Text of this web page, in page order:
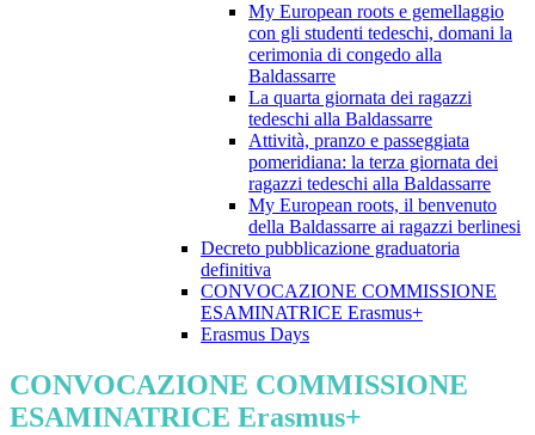
My European roots e gemellaggio
con gli studenti tedeschi, domani la
cerimonia di congedo alla
Baldassarre
La quarta giornata dei ragazzi
tedeschi alla Baldassarre
Attività, pranzo e passeggiata
pomeridiana: la terza giornata dei
ragazzi tedeschi alla Baldassarre
My European roots, il benvenuto
della Baldassarre ai ragazzi berlinesi
Decreto pubblicazione graduatoria
definitiva
CONVOCAZIONE COMMISSIONE
ESAMINATRICE Erasmus+
Erasmus Days
CONVOCAZIONE COMMISSIONE
ESAMINATRICE Erasmus+